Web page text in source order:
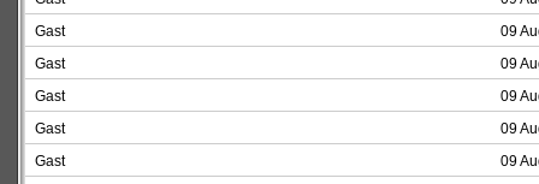
Gast
09
Gast
09
Gast
09
Gast
09
Gast
09